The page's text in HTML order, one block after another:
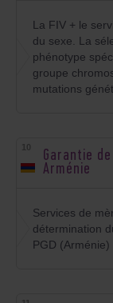
La FIV + le
du sexe. La
phénotype
groupe
mutations
Garantie
Arménie
Services de
détermination
PGD (Arménie)